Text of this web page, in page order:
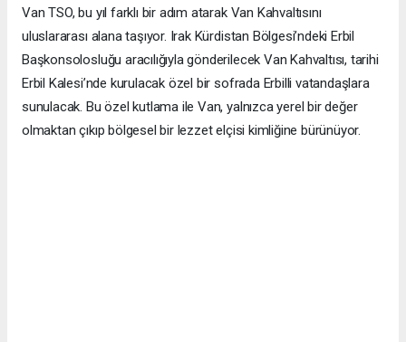
Van TSO, bu yıl farklı bir adım atarak Van Kahvaltısını
uluslararası alana taşıyor. Irak Kürdistan Bölgesi’ndeki Erbil
Başkonsolosluğu aracılığıyla gönderilecek Van Kahvaltısı, tarihi
Erbil Kalesi’nde kurulacak özel bir sofrada Erbilli vatandaşlara
sunulacak. Bu özel kutlama ile Van, yalnızca yerel bir değer
olmaktan çıkıp bölgesel bir lezzet elçisi kimliğine bürünüyor.